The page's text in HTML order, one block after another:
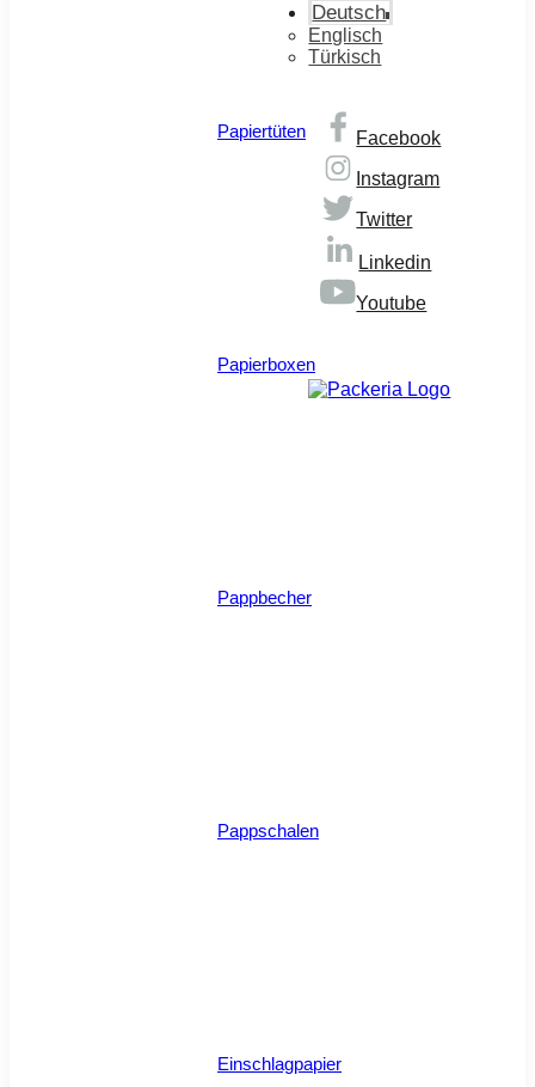
Papiertüten
Papierboxen
Pappbecher
Pappschalen
Einschlagpapier
Deutsch
Englisch
Türkisch
Facebook
Instagram
Twitter
Linkedin
Youtube